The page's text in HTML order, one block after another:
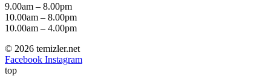
9.00am – 8.00pm
10.00am – 8.00pm
10.00am – 4.00pm
© 2026 temizler.net
Facebook Instagram
top